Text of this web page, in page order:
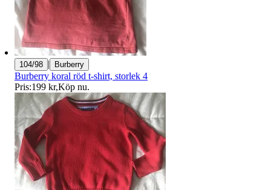
104/98 | Burberry
Burberry koral röd t-shirt, storlek 4
Pris:199 kr,Köp nu.